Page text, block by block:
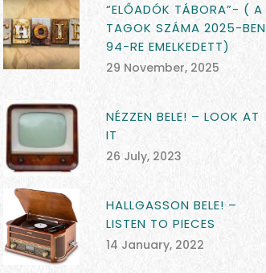
“ELŐADÓK TÁBORA”- ( A
TAGOK SZÁMA 2025-BEN
94-RE EMELKEDETT)
29 November, 2025
NÉZZEN BELE! – LOOK AT
IT
26 July, 2023
HALLGASSON BELE! –
LISTEN TO PIECES
14 January, 2022